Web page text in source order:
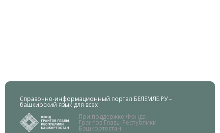
Справочно-информационный портал БЕЛЕМЛЕ.РУ –
башкирский язык для всех
При поддержке Фонда
Грантов Главы Республики
Башкортостан.